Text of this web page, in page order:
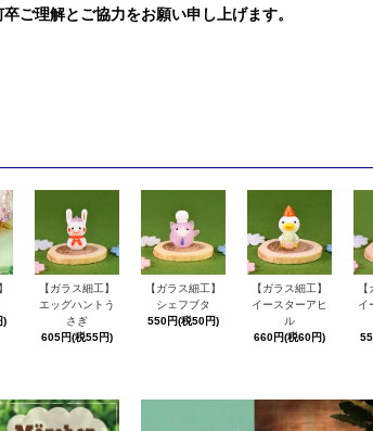
ご理解とご協力をお願い申し上げます。
)
【ガラス細工】
エッグハントう
さぎ
605円(税55円)
【ガラス細工】
シェフブタ
550円(税50円)
【ガラス細工】
イースターアヒ
ル
660円(税60円)
イ